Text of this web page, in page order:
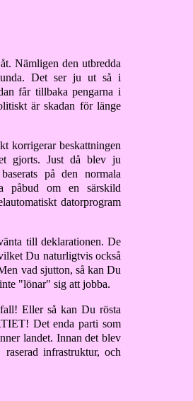
Nämligen den utbredda
Det ser ju ut så i
får tillbaka pengarna i
är skadan för länge
korrigerar beskattningen
gjorts. Just då blev ju
på den normala
påbud om en särskild
datorprogram
till deklarationen. De
Du naturligtvis också
vad sjutton, så kan Du
"lönar" sig att jobba.
Eller så kan Du rösta
Det enda parti som
landet. Innan det blev
infrastruktur, och